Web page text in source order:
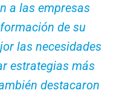
a las empresas
de su
las necesidades
estrategias más
destacaron